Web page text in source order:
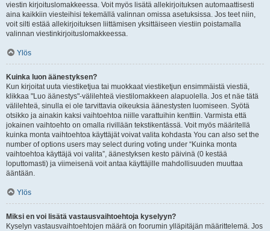
viestin kirjoituslomakkeessa. Voit myös lisätä allekirjoituksen automaattisesti
aina kaikkiin viesteihisi tekemällä valinnan omissa asetuksissa. Jos teet niin,
voit silti estää allekirjoituksen liittämisen yksittäiseen viestiin poistamalla
valinnan viestinkirjoituslomakkeessa.
Ylös
Kuinka luon äänestyksen?
Kun kirjoitat uuta viestiketjua tai muokkaat viestiketjun ensimmäistä viestiä,
klikkaa "Luo äänestys"-välilehteä viestilomakkeen alapuolella. Jos et näe tätä
välilehteä, sinulla ei ole tarvittavia oikeuksia äänestysten luomiseen. Syötä
otsikko ja ainakin kaksi vaihtoehtoa niille varattuihin kenttiin. Varmista että
jokainen vaihtoehto on omalla rivillään tekstikentässä. Voit myös määritellä
kuinka monta vaihtoehtoa käyttäjät voivat valita kohdasta You can also set the
number of options users may select during voting under “Kuinka monta
vaihtoehtoa käyttäjä voi valita”, äänestyksen kesto päivinä (0 kestää
loputtomasti) ja viimeisenä voit antaa käyttäjille mahdollisuuden muuttaa
ääntään.
Ylös
Miksi en voi lisätä vastausvaihtoehtoja kyselyyn?
Kyselyn vastausvaihtoehtojen määrä on foorumin ylläpitäjän määrittelemä. Jos